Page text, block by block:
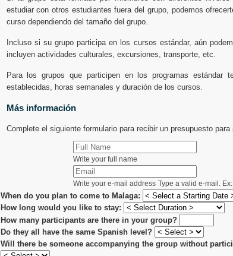
estudiar con otros estudiantes fuera del grupo, podemos
curso dependiendo del tamaño del grupo.
Incluso si su grupo participa en los cursos estándar, aún
incluyen actividades culturales, excursiones, transporte, etc.
Para los grupos que participen en los programas estándar
establecidas, horas semanales y duración de los cursos.
Más información
Complete el siguiente formulario para recibir un presupuesto para
Write your full name
Write your e-mail address Type a valid e-mail. Ex:
When do you plan to come to Malaga:
How long would you like to stay:
How many participants are there in your group?
Do they all have the same Spanish level?
Will there be someone accompanying the group without